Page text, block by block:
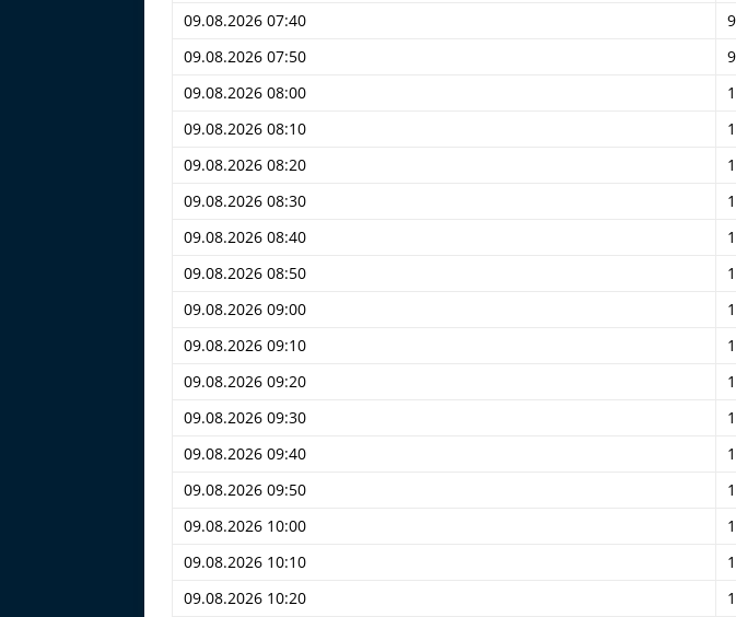
09.08.2026 07:40
09.08.2026 07:50
09.08.2026 08:00
09.08.2026 08:10
09.08.2026 08:20
09.08.2026 08:30
09.08.2026 08:40
09.08.2026 08:50
09.08.2026 09:00
09.08.2026 09:10
09.08.2026 09:20
09.08.2026 09:30
09.08.2026 09:40
09.08.2026 09:50
09.08.2026 10:00
09.08.2026 10:10
09.08.2026 10:20